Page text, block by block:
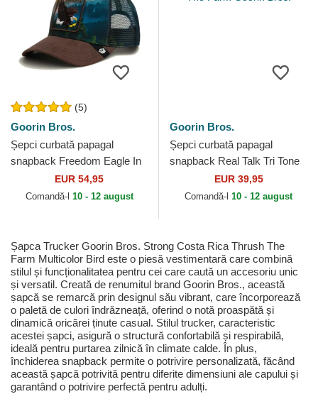
(5)
Goorin Bros.
Șepci curbată papagal
snapback Freedom Eagle In
The Element The Farm
Goorin Bros.
EUR 54,95
Comandă-l 10 - 12 august
Goorin Bros.
Șepci curbată papagal
snapback Real Talk Tri Tone
The Farm Goorin Bros.
EUR 39,95
Comandă-l 10 - 12 august
Șapca Trucker Goorin Bros. Strong Costa Rica Thrush The
Farm Multicolor Bird este o piesă vestimentară care combină
stilul și funcționalitatea pentru cei care caută un accesoriu unic
și versatil. Creată de renumitul brand Goorin Bros., această
șapcă se remarcă prin designul său vibrant, care încorporează
o paletă de culori îndrăzneață, oferind o notă proaspătă și
dinamică oricărei ținute casual. Stilul trucker, caracteristic
acestei șapci, asigură o structură confortabilă și respirabilă,
ideală pentru purtarea zilnică în climate calde. În plus,
închiderea snapback permite o potrivire personalizată, făcând
această șapcă potrivită pentru diferite dimensiuni ale capului și
garantând o potrivire perfectă pentru adulți.